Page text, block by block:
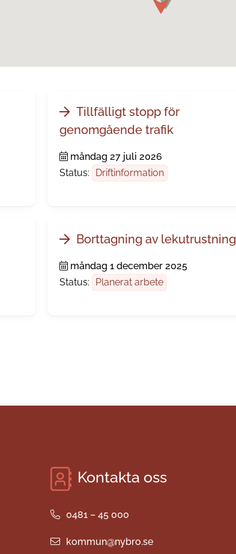
Tillfälligt stopp för
genomgående trafik
måndag 27 juli 2026
Status:
Driftinformation
Borttagning av lekutrustning
måndag 1 december 2025
Status:
Planerat arbete
Kontakta oss
0481 – 45 000
kommun@nybro.se